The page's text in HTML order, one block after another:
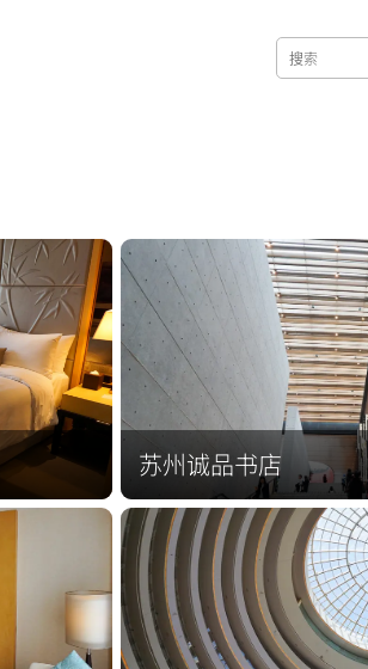
苏州诚品书店